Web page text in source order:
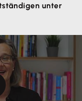
unter